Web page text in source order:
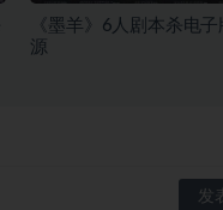
《墨羊》6人剧本杀电
源